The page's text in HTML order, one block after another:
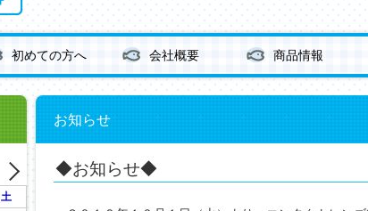
初めての方へ 会社概要 商品情報
土
お知らせ
◆お知らせ◆